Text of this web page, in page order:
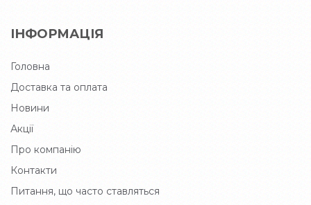
ІНФОРМАЦІЯ
Головна
Доставка та оплата
Новини
Акції
Про компанію
Контакти
Питання, що часто ставляться